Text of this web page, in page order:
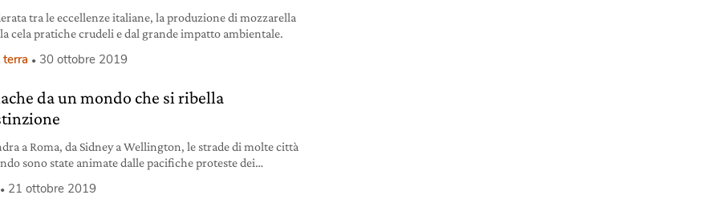
tra le eccellenze italiane, la produzione di mozzarella
cela pratiche crudeli e dal grande impatto ambientale.
terra 30 ottobre 2019
da un mondo che si ribella
a Roma, da Sidney a Wellington, le strade di molte città
sono state animate dalle pacifiche proteste dei
21 ottobre 2019